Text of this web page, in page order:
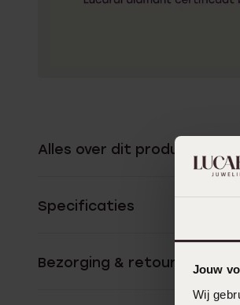
Jouw
Wij
Alles over dit product
Specificaties
Bezorging & retourneren